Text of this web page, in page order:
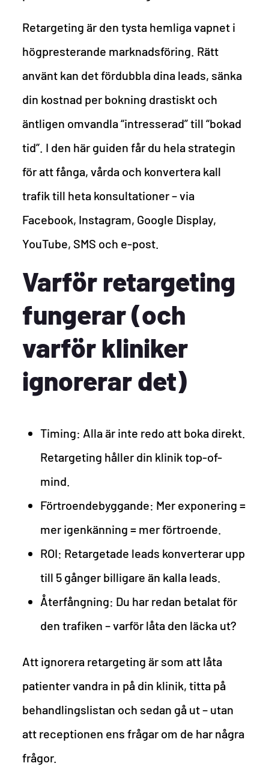
Retargeting är den tysta hemliga vapnet i
högpresterande marknadsföring. Rätt
använt kan det fördubbla dina leads, sänka
din kostnad per bokning drastiskt och
äntligen omvandla “intresserad” till “bokad
tid”. I den här guiden får du hela strategin
för att fånga, vårda och konvertera kall
trafik till heta konsultationer – via
Facebook, Instagram, Google Display,
YouTube, SMS och e-post.
Varför retargeting
fungerar (och
varför kliniker
ignorerar det)
Timing: Alla är inte redo att boka direkt.
Retargeting håller din klinik top-of-
mind.
Förtroendebyggande: Mer exponering =
mer igenkänning = mer förtroende.
ROI: Retargetade leads konverterar upp
till 5 gånger billigare än kalla leads.
Återfångning: Du har redan betalat för
den trafiken – varför låta den läcka ut?
Att ignorera retargeting är som att låta
patienter vandra in på din klinik, titta på
behandlingslistan och sedan gå ut – utan
att receptionen ens frågar om de har några
frågor.